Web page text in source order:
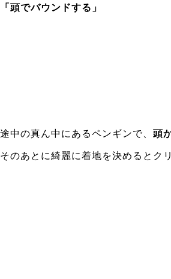
「頭でバウンドする」
途中の真ん中にあるペンギンで、 頭
そのあとに綺麗に着地を決めるとク